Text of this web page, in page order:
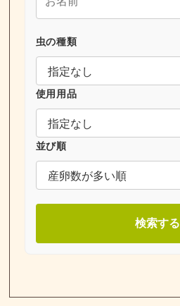
虫の種類
使用用品
並び順
検索する